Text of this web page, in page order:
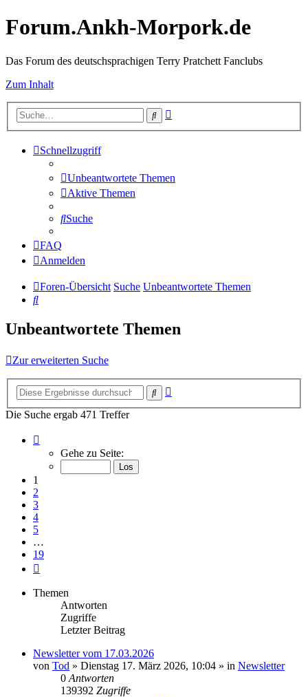
Forum.Ankh-Morpork.de
Das Forum des deutschsprachigen Terry Pratchett Fanclubs
Zum Inhalt
Suche
Schnellzugriff
Unbeantwortete Themen
Aktive Themen
Suche
FAQ
Anmelden
Foren-Übersicht Suche Unbeantwortete Themen
Suche
Unbeantwortete Themen
Zur erweiterten Suche
Suche
Die Suche ergab 471 Treffer
von
Gehe zu Seite:
1
2
3
4
5
…
19
Themen
Antworten
Zugriffe
Letzter Beitrag
Newsletter vom 17.03.2026
von Tod » Dienstag 17. März 2026, 10:04 » in Newsletter
0 Antworten
139392 Zugriffe